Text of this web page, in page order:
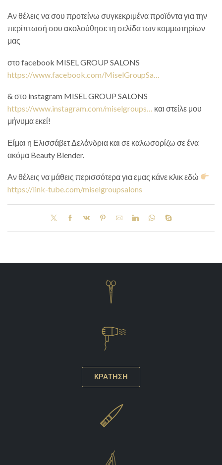
Αν θέλεις να σου προτείνω συγκεκριμένα προϊόντα για την
περίπτωσή σου ακολούθησε τη σελίδα των κομμωτηρίων
μας
στο facebook MISEL GROUP SALONS
https://www.facebook.com/MiselGroupSa…
& στο instagram MISEL GROUP SALONS
https://www.instagram.com/miselgroups… και στείλε μου
μήνυμα εκεί!
Είμαι η Ελισσάβετ Δελάνδρια και σε καλωσορίζω σε ένα
ακόμα Beauty Blender.
Αν θέλεις να μάθεις περισσότερα για εμας κάνε κλικ εδώ
https://link-tube.com/miselgroupsalons
ΚΡΑΤΗΣΗ